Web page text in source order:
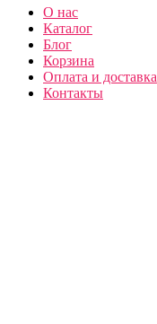
О нас
Каталог
Блог
Корзина
Оплата и доставка
Контакты